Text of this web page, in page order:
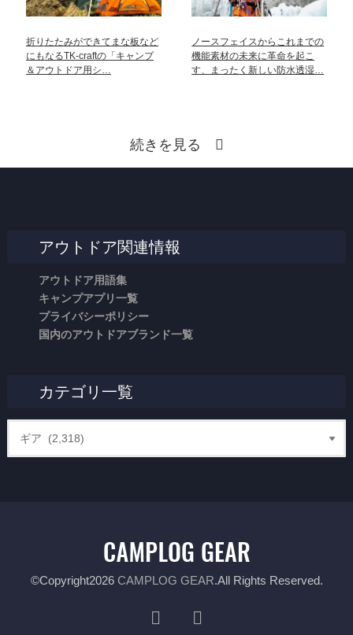
折りたたみができてまな板など
にもなるTK-craftの「キャンプ
＆アウトドア用シ…
ノースフェイスからこれまでの
機能素材の未来に革命を起こ
す、まったく新しい防水透湿…
続きを見る
アウトドア関連情報
アウトドア用語集
キャンプアプリ一覧
プライバシーポリシー
国内のアウトドアブランド一覧
カテゴリ一覧
©Copyright2026 CAMPLOG GEAR.All Rights Reserved.